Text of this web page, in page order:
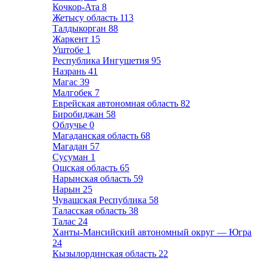
Кочкор-Ата 8
Жетысу область 113
Талдыкорган 88
Жаркент 15
Уштобе 1
Республика Ингушетия 95
Назрань 41
Магас 39
Малгобек 7
Еврейская автономная область 82
Биробиджан 58
Облучье 0
Магаданская область 68
Магадан 57
Сусуман 1
Ошская область 65
Нарынская область 59
Нарын 25
Чувашская Республика 58
Таласская область 38
Талас 24
Ханты-Мансийский автономный округ — Югра
24
Кызылординская область 22